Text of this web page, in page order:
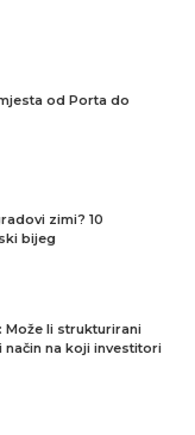
od Porta do
zimi? 10
bijeg
Može li strukturirani
na koji investitori